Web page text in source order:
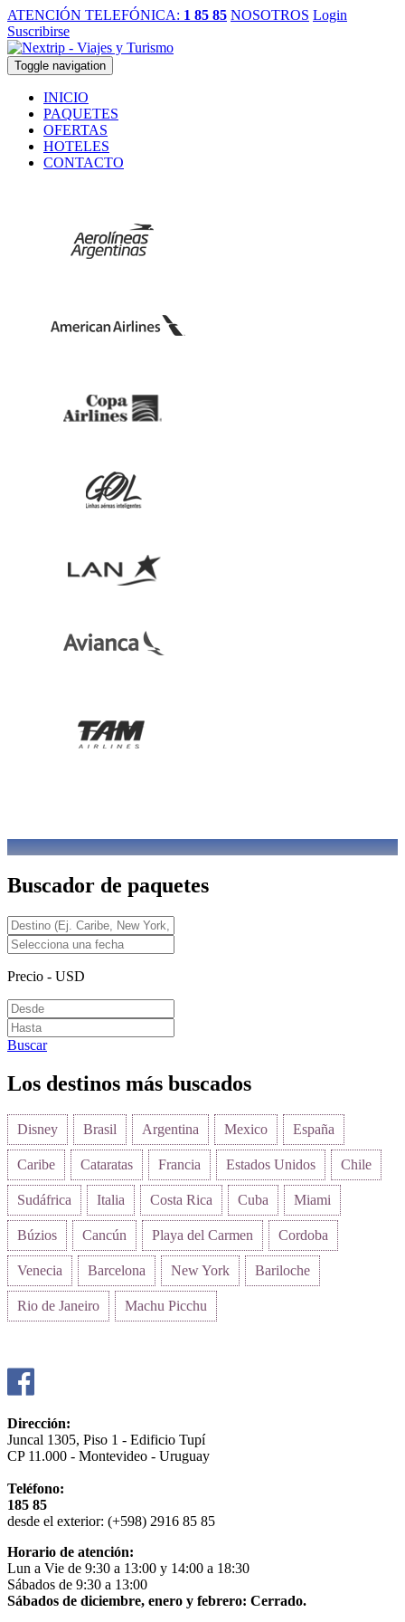
ATENCIÓN TELEFÓNICA: 1 85 85 NOSOTROS Login
Suscribirse
Toggle navigation
INICIO
PAQUETES
OFERTAS
HOTELES
CONTACTO
Buscador de paquetes
Precio - USD
Buscar
Los destinos más buscados
Disney Brasil Argentina Mexico España
Caribe Cataratas Francia Estados Unidos Chile
Sudáfrica Italia Costa Rica Cuba Miami
Búzios Cancún Playa del Carmen Cordoba
Venecia Barcelona New York Bariloche
Rio de Janeiro Machu Picchu
Dirección:
Juncal 1305, Piso 1 - Edificio Tupí
CP 11.000 - Montevideo - Uruguay
Teléfono:
185 85
desde el exterior: (+598) 2916 85 85
Horario de atención:
Lun a Vie de 9:30 a 13:00 y 14:00 a 18:30
Sábados de 9:30 a 13:00
Sábados de diciembre, enero y febrero: Cerrado.